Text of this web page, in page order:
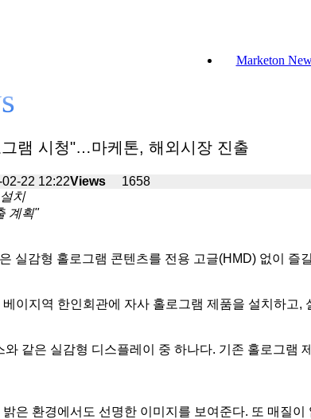
Marketon
램 시청"…마케톤, 해외시장 진출
22 12:22Views
1658
치
계획"
실감형 홀로그램 콘텐츠를 전용 고글(HMD) 없이 즐
이지역 한인회관에 자사 홀로그램 제품을 설치하고
와 같은 실감형 디스플레이 중 하나다. 기존 홀로그
은 환경에서도 선명한 이미지를 보여준다. 또 매질